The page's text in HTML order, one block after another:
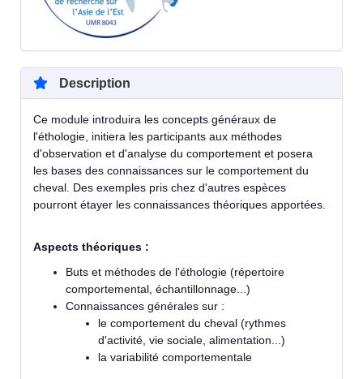
Description
Ce module introduira les concepts généraux de
l'éthologie, initiera les participants aux méthodes
d'observation et d'analyse du comportement et posera
les bases des connaissances sur le comportement du
cheval. Des exemples pris chez d'autres espèces
pourront étayer les connaissances théoriques apportées.
Aspects théoriques :
Buts et méthodes de l'éthologie (répertoire
comportemental, échantillonnage...)
Connaissances générales sur :
le comportement du cheval (rythmes
d'activité, vie sociale, alimentation...)
la variabilité comportementale